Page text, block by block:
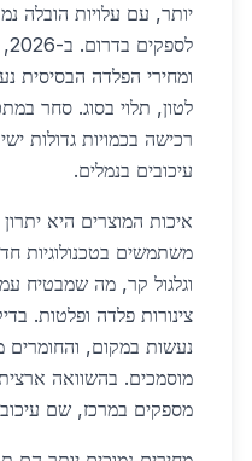
לטון, תלוי בסוג. סחר
רכישה בכמויות גדולות
עיכובים בנמלים.
איכות המוצרים היא
משתמשים בטכנולוגיות
וגלגול קר, מה שמבטיח
נעשות במקום, והחומרים
מספקים במרכז, שם